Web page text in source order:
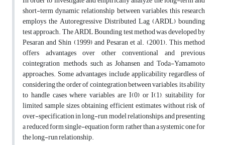
short-term dynamic relationship between variables, this research
employs the Autoregressive Distributed Lag (ARDL) bounding
test approach. The ARDL Bounding test method was developed by
Pesaran and Shin (1999) and Pesaran et al. (2001). This method
offers advantages over other conventional and previous
cointegration methods, such as Johansen and Toda-Yamamoto
approaches. Some advantages include applicability regardless of
considering the order of cointegration between variables, its ability
to handle cases where variables are I(0) or I(1), suitability for
limited sample sizes, obtaining efficient estimates without risk of
over-specification in long-run model relationships, and presenting
a reduced form single-equation form rather than a systemic one for
the long-run relationship.